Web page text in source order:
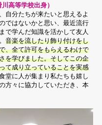
高等学校出身）
自分たちが来たいと思えるよ
ではないかと思い、最近流行
で学んだ知識を活かして友人
音楽を流したり飾り付けをし
、全て許可をもらえるわけで
を学びました。そしてこの企
て成り立っていることを実感
堂に人が集まり私たちも嬉し
方々に協力していただき、本